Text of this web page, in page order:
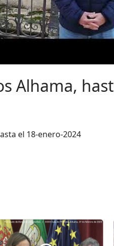
Alhama,
el 18-enero-2024